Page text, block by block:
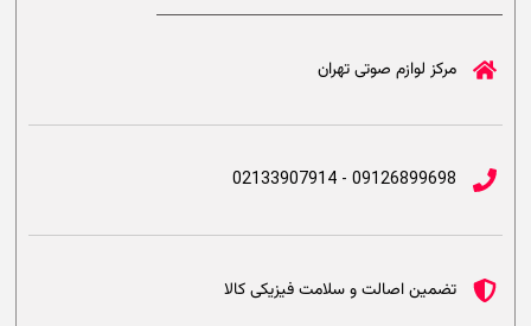
مرکز لوازم صوتی تهران
09126899698 - 02133907914
تضمین اصالت و سلامت فیزیکی کالا